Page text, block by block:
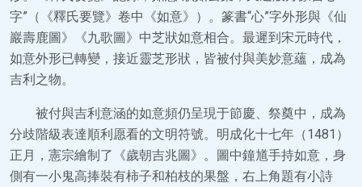
字”（《釋氏要覽》卷中《如意》）。篆書“心”字外形與《仙
巖壽鹿圖》《九歌圖》中芝狀如意相合。最遲到宋元時代，
如意外形已轉變，接近靈芝形狀，皆被付與美妙意蘊，成為
吉利之物。
被付與吉利意涵的如意頻仍呈現于節慶、祭奠中，成為
分歧階級表達順利愿看的文明符號。明成化十七年（1481）
正月，憲宗繪制了《歲朝吉兆圖》。圖中鐘馗手持如意，身
側有一小鬼高捧裝有柿子和柏枝的果盤，右上角題有小詩